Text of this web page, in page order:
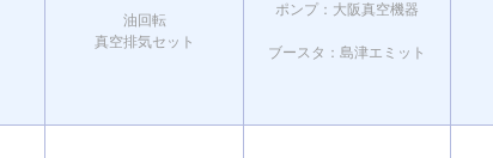
油回転
真空排気セット
ポンプ：大阪真空機器
ブースタ：島津エミット